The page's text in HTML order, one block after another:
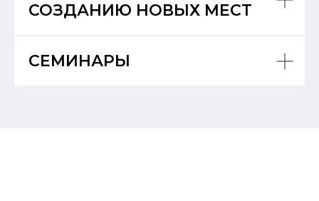
СОЗДАНИЮ НОВЫХ МЕСТ
СЕМИНАРЫ